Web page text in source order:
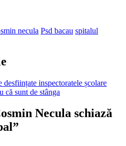
necula Psd bacau spitalul
desființate inspectoratele școlare
că sunt de stânga
Necula schiază
”